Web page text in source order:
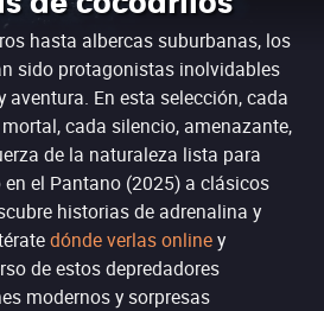
hasta albercas suburbanas, los
sido protagonistas inolvidables
aventura. En esta selección, cada
cada silencio, amenazante,
de la naturaleza lista para
en el Pantano (2025) a clásicos
historias de adrenalina y
dónde verlas onliney
de estos depredadores
modernos y sorpresas